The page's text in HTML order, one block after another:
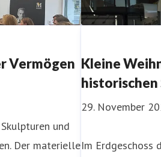
Vermögen
und
Der materielle
Kleine
historischen
29. November
Im Erdgeschoss